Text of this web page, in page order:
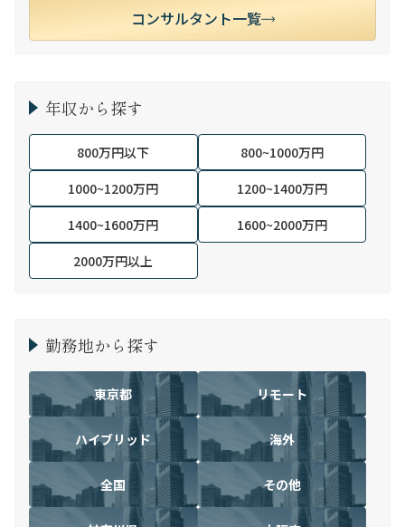
コンサルタント一覧
年収から探す
800万円以下
800~1000万円
1000~1200万円
1200~1400万円
1400~1600万円
1600~2000万円
2000万円以上
勤務地から探す
東京都 リモート
ハイブリッド 海外
全国 その他